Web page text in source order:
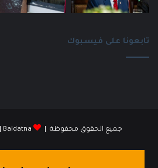
تابعونا على فيسبوك
جميع الحقوق محفوظة | Baldatna